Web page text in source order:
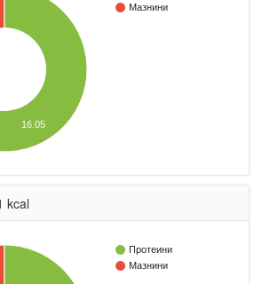
Мазнини
16.05
kcal
Протеини
Мазнини